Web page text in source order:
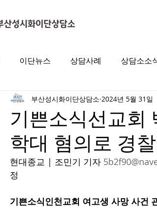
이단뉴스 상담사례 상담소소
기쁜소식선교회
학대 혐의로 경
부산성시화이단상담소 2024년 5월 31일
현대종교 | 조민기 기자
정
기쁜소식인천교회 여고생 사망 사건